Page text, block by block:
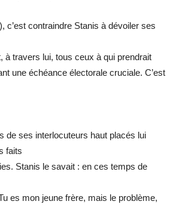
c’est contraindre Stanis à dévoiler ses
à travers lui, tous ceux à qui prendrait
une échéance électorale cruciale. C’est
de ses interlocuteurs haut placés lui
faits
Stanis le savait : en ces temps de
es mon jeune frère, mais le problème,